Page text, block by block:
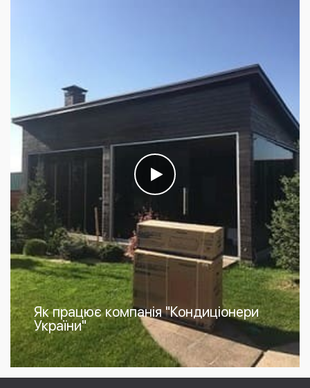
Як працює компанія "Кондиціонери
України"